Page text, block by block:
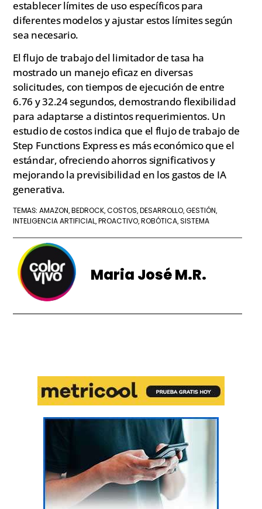
establecer límites de uso específicos para
diferentes modelos y ajustar estos límites según
sea necesario.
El flujo de trabajo del limitador de tasa ha
mostrado un manejo eficaz en diversas
solicitudes, con tiempos de ejecución de entre
6.76 y 32.24 segundos, demostrando flexibilidad
para adaptarse a distintos requerimientos. Un
estudio de costos indica que el flujo de trabajo de
Step Functions Express es más económico que el
estándar, ofreciendo ahorros significativos y
mejorando la previsibilidad en los gastos de IA
generativa.
TEMAS:AMAZON ,BEDROCK ,COSTOS ,DESARROLLO ,GESTIÓN
INTELIGENCIA ARTIFICIAL ,PROACTIVO ,ROBÓTICA ,SISTEMA
Maria José M.R.